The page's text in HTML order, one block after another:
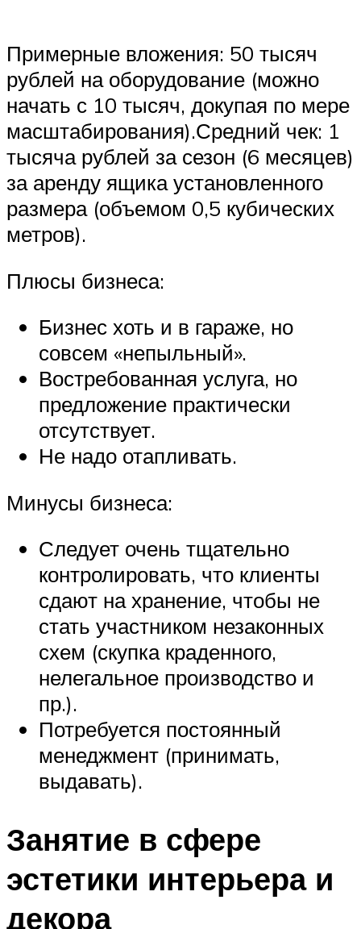
Примерные вложения: 50 тысяч
рублей на оборудование (можно
начать с 10 тысяч, докупая по мере
масштабирования).Средний чек: 1
тысяча рублей за сезон (6 месяцев)
за аренду ящика установленного
размера (объемом 0,5 кубических
метров).
Плюсы бизнеса:
Бизнес хоть и в гараже, но
совсем «непыльный».
Востребованная услуга, но
предложение практически
отсутствует.
Не надо отапливать.
Минусы бизнеса:
Следует очень тщательно
контролировать, что клиенты
сдают на хранение, чтобы не
стать участником незаконных
схем (скупка краденного,
нелегальное производство и
пр.).
Потребуется постоянный
менеджмент (принимать,
выдавать).
Занятие в сфере
эстетики интерьера и
декора